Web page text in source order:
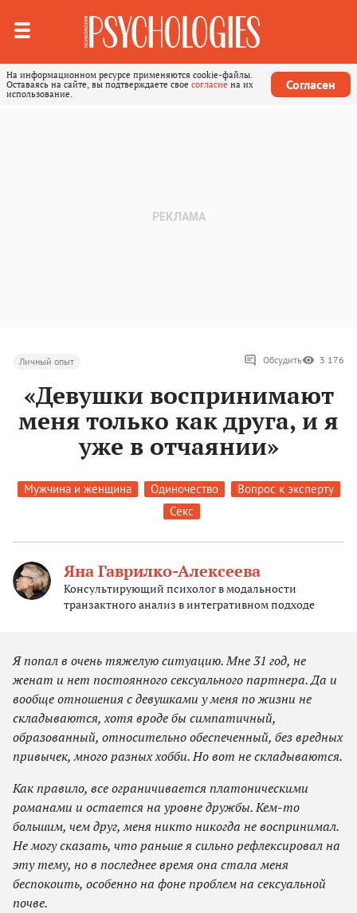
На информационном ресурсе применяются cookie-файлы.
Оставаясь на сайте, вы подтверждаете свое согласие на их
использование.
Согласен
Личный опыт Обсудить 3 176
«Девушки воспринимают
меня только как друга, и я
уже в отчаянии»
Мужчина и женщина Одиночество
Вопрос к эксперту
Секс
Яна Гаврилко-Алексеева
Консультирующий психолог в модальности
транзактного анализ в интегративном подходе
Я попал в очень тяжелую ситуацию. Мне 31 год, не
женат и нет постоянного сексуального партнера. Да и
вообще отношения с девушками у меня по жизни не
складываются, хотя вроде бы симпатичный,
образованный, относительно обеспеченный, без вредных
привычек, много разных хобби. Но вот не складываются.
Как правило, все ограничивается платоническими
романами и остается на уровне дружбы. Кем-то
большим, чем друг, меня никто никогда не воспринимал.
Не могу сказать, что раньше я сильно рефлексировал на
эту тему, но в последнее время она стала меня
беспокоить, особенно на фоне проблем на сексуальной
почве.